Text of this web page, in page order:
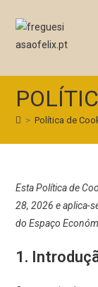
> Política de
Esta Política de
28, 2026 e aplica-
do Espaço
1.